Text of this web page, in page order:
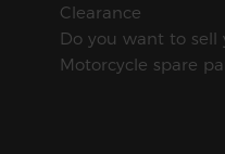
Clearance
Do you want to sell
Motorcycle spare